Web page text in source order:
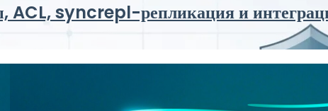
syncrepl-репликация и